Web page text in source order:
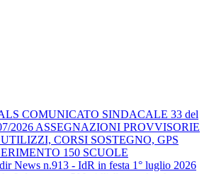
COMUNICATO SINDACALE 33 del
2026 ASSEGNAZIONI PROVVISORIE
CORSI SOSTEGNO, GPS
150 SCUOLE
News n.913 - IdR in festa 1° luglio 2026